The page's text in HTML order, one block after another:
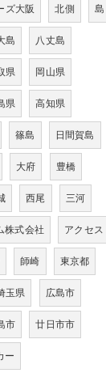
ズ大阪 北側 島
島 八丈島
県 岡山県
県 高知県
篠島 日間賀島
大府 豊橋
西尾 三河
株式会社 アクセス
師崎 東京都
玉県 広島市
市 廿日市市
ー